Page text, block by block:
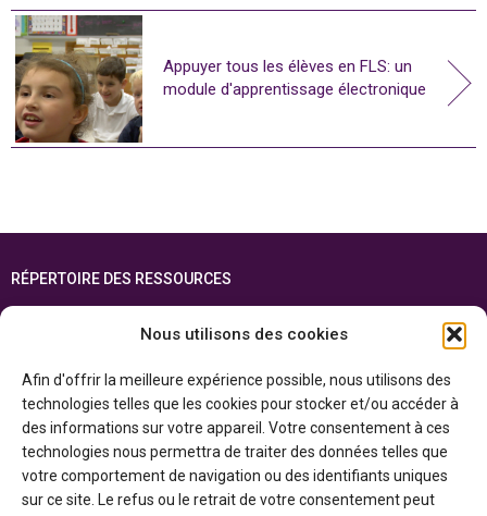
Nous utilisons des cookies
Afin d'offrir la meilleure expérience possible, nous utilisons des
technologies telles que les cookies pour stocker et/ou accéder à
des informations sur votre appareil. Votre consentement à ces
technologies nous permettra de traiter des données telles que
votre comportement de navigation ou des identifiants uniques
sur ce site. Le refus ou le retrait de votre consentement peut
Appuyer tous les élèves en FLS: un
module d'apprentissage électronique
RÉPERTOIRE DES RESSOURCES
ENGLISH
Cette ressource est réalisée grâce au soutien financier du gouvernement de
l’Ontario et du gouvernement duCanada par l’entremise du ministère du
Patrimoine canadien